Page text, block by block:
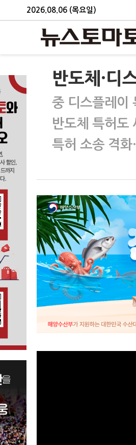
2026.08.06 (목요일)
반도체·디
중 디스플레
반도체 특허도
특허 소송 격